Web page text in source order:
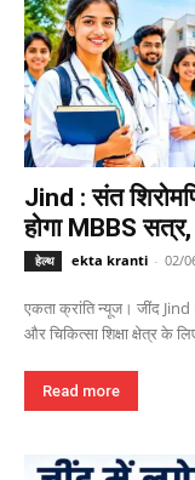
Jind : संत
होगा MBBS
हेल्थ ekta kranti - 02/
एकता क्रांति न्यूज। जींद
और चिकित्सा शिक्षा क्षेत्र के
Read more